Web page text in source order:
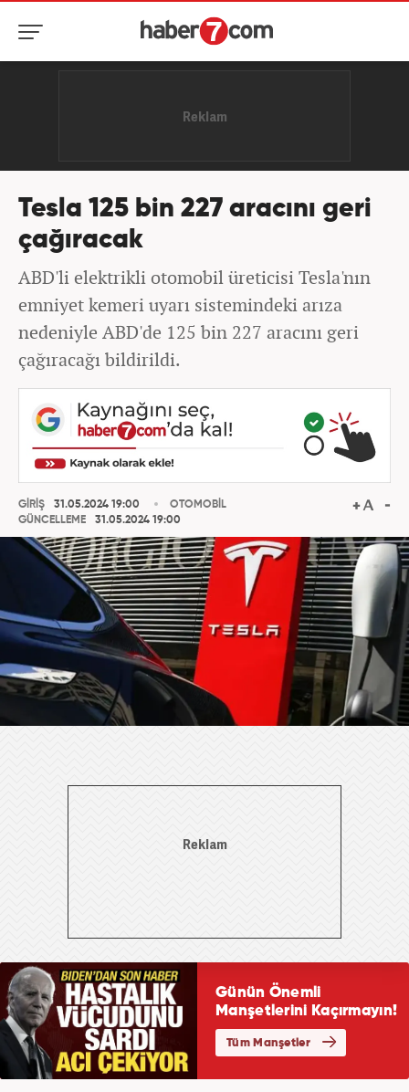
Tesla 125 bin 227 aracını geri
çağıracak
ABD'li elektrikli otomobil üreticisi Tesla'nın
emniyet kemeri uyarı sistemindeki arıza
nedeniyle ABD'de 125 bin 227 aracını geri
çağıracağı bildirildi.
GİRİŞ
31.05.2024 19:00
GÜNCELLEME
31.05.2024 19:00
OTOMOBİL